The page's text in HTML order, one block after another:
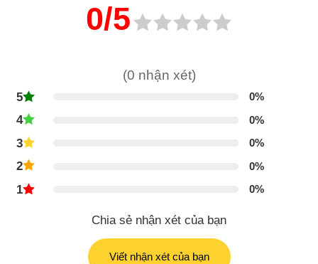
0/5
(0 nhận xét)
5 0%
4 0%
3 0%
2 0%
1 0%
Chia sẻ nhận xét của bạn
Viết nhận xét của bạn